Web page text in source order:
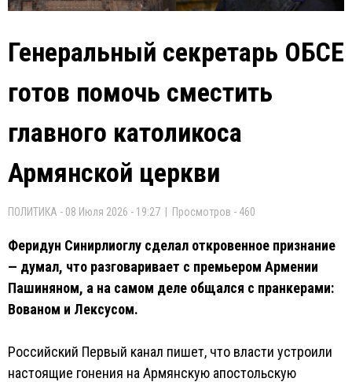
Генеральный секретарь ОБСЕ
готов помочь сместить
главного католикоса
Армянской церкви
ПОЛИТИКА - 08 Июля 2026 - 19:27 | Просмотров - 460
Феридун Синирлиоглу сделал откровенное признание
— думал, что разговаривает с премьером Армении
Пашиняном, а на самом деле общался с пранкерами:
Вованом и Лексусом.
Российский Первый канал пишет, что власти устроили
настоящие гонения на Армянскую апостольскую